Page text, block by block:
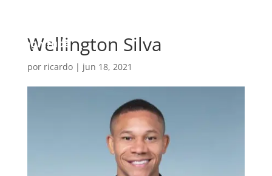
Wellington Silva
por ricardo| jun 18, 2021